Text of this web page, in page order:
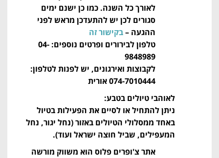
לאורך כל השנה. כמו כן ישנם ימים
סגורים לכן יש להתעדכן מראש לפני
ההגעה –בקישור זה
טלפון לבירורים ופרטים נוספים: 04-
9848989
לקבוצות ואירגונים, יש לפנות לטלפון:
074-7010444 אורית
לאוהבי טיולים בטבע:
ניתן להתחיל או לסיים את הפעילות בטיול
באחד ממסלולי הטיולים באזור (נחל יגור, נחל
המעפילים, שביל חוצה ישראל ועוד).
אתר צ'ופרים פלוס הוא משווק מורשה